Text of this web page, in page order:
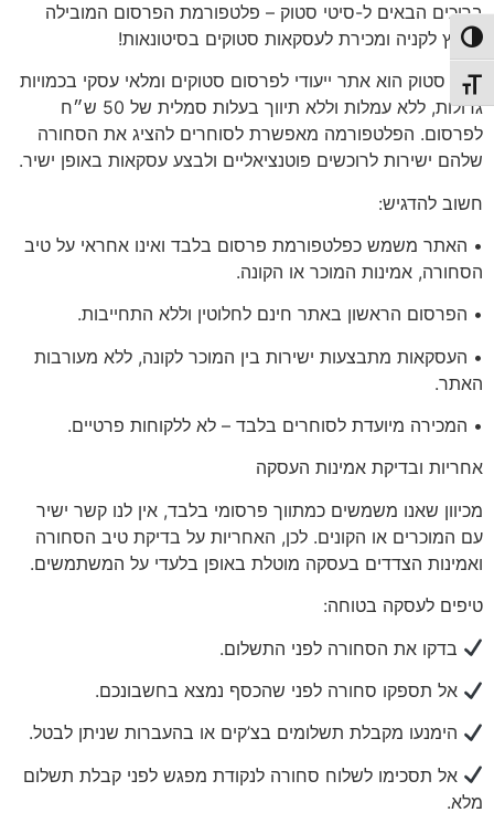
הפעל/כבה ניגודיות גבוהה
מתג גודל גופן
ברוכים הבאים ל-סיטי סטוק – פלטפורמת הפרסום המובילה
בארץ לקניה ומכירת לעסקאות סטוקים בסיטונאות!
סיטי סטוק הוא אתר ייעודי לפרסום סטוקים ומלאי עסקי בכמויות
גדולות, ללא עמלות וללא תיווך בעלות סמלית של 50 ש״ח
לפרסום. הפלטפורמה מאפשרת לסוחרים להציג את הסחורה
שלהם ישירות לרוכשים פוטנציאליים ולבצע עסקאות באופן ישיר.
חשוב להדגיש:
• האתר משמש כפלטפורמת פרסום בלבד ואינו אחראי על טיב
הסחורה, אמינות המוכר או הקונה.
• הפרסום הראשון באתר חינם לחלוטין וללא התחייבות.
• העסקאות מתבצעות ישירות בין המוכר לקונה, ללא מעורבות
האתר.
• המכירה מיועדת לסוחרים בלבד – לא ללקוחות פרטיים.
אחריות ובדיקת אמינות העסקה
מכיוון שאנו משמשים כמתווך פרסומי בלבד, אין לנו קשר ישיר
עם המוכרים או הקונים. לכן, האחריות על בדיקת טיב הסחורה
ואמינות הצדדים בעסקה מוטלת באופן בלעדי על המשתמשים.
טיפים לעסקה בטוחה:
בדקו את הסחורה לפני התשלום.
אל תספקו סחורה לפני שהכסף נמצא בחשבונכם.
הימנעו מקבלת תשלומים בצ’קים או בהעברות שניתן לבטל.
אל תסכימו לשלוח סחורה לנקודת מפגש לפני קבלת תשלום
מלא.